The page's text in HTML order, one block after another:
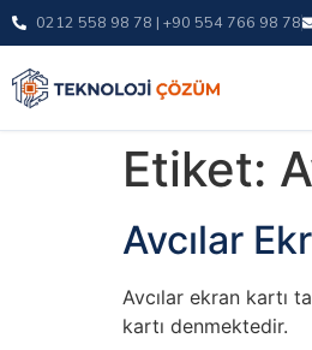
0212 558 98 78 | +90 554 766 98 78
Etiket:
Avcılar
Avcılar ekran kartı
kartı denmektedir.